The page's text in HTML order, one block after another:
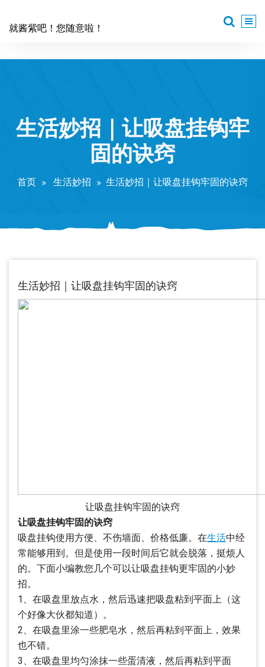
就酱紫吧！您随意啦！
生活妙招｜让吸盘挂钩牢
固的诀窍
首页 生活妙招 生活妙招｜让吸盘挂钩牢固的诀窍
生活妙招｜让吸盘挂钩牢固的诀窍
让吸盘挂钩牢固的诀窍
让吸盘挂钩牢固的诀窍
吸盘挂钩使用方便、不伤墙面、价格低廉。在生活中经
常能够用到。但是使用一段时间后它就会脱落，挺烦人
的。下面小编教您几个可以让吸盘挂钩更牢固的小妙
招。
1、在吸盘里放点水，然后迅速把吸盘粘到平面上（这
个好像大伙都知道）。
2、在吸盘里涂一些肥皂水，然后再粘到平面上，效果
也不错。
3、在吸盘里均匀涂抹一些蛋清液，然后再粘到平面